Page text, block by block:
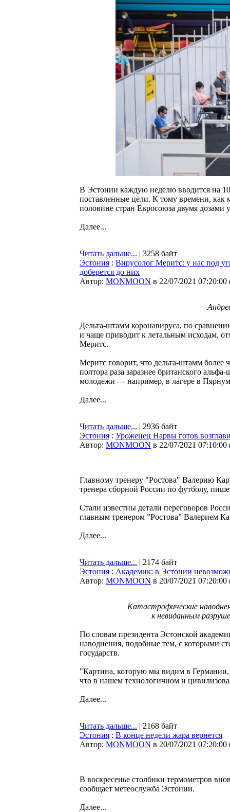
В Эстонии каждую неделю вводится на
поставленные цели. К тому времени, как
половине стран Евросоюза двумя
Далее...
Читать дальше... | 3258 байт
Эстония : Вирусолог Меритс: у нас под
доберется до них
Автор: MONMOON в 22/07/2021 07:20:00
Дельта-штамм коронавируса, по
и чаще приводит к летальным исходам,
Меритс.
Меритс говорит, что дельта-штамм более
полтора раза заразнее британского
молодежи — например, в лагере в
Далее...
Читать дальше... | 2936 байт
Эстония : Уроженец Нарвы готов
Автор: MONMOON в 22/07/2021 07:10:00
Главному тренеру "Ростова" Валерию
тренера сборной России по футболу,
Стали известны детали переговоров
главным тренером ”Ростова” Валерием
Далее...
Читать дальше... | 2174 байт
Эстония : Академик: в Эстонии
Автор: MONMOON в 20/07/2021 07:20:00
Катастрофические
к невиданным
По словам президента Эстонской
наводнения, подобные тем, с которыми
государств.
"Картина, которую мы видим в Германии,
что в нашем технологичном и
Далее...
Читать дальше... | 2168 байт
Эстония : В конце недели жара вернется
Автор: MONMOON в 20/07/2021 07:20:00
В воскресенье столбики термометров
сообщает метеослужба Эстонии.
Далее...